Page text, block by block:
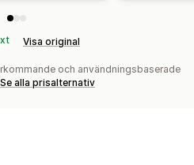
Visa original
och användningsbaserade
Se alla prisalternativ